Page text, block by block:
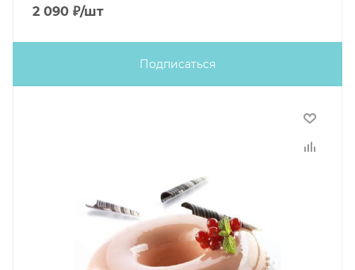
2 090 ₽/шт
Подписаться